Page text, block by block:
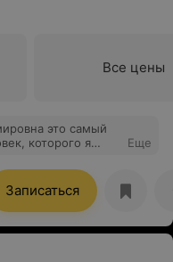
Все цены
это самый
которого я
в своей работе не
детской
а они ее. Анна
за оказанную
ваши
Еще
Записаться